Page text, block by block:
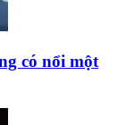
có nổi một